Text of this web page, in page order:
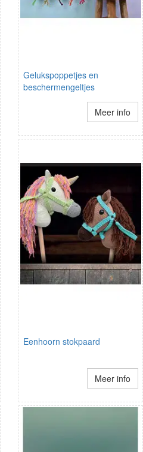
Gelukspoppetjes en
beschermengeltjes
Meer info
Eenhoorn stokpaard
Meer info